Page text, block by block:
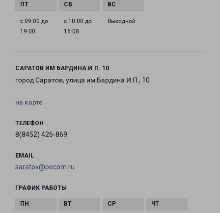
с 09:00 до
19:00
с 10:00 до
16:00
Выходной
САРАТОВ ИМ БАРДИНА И.П. 10
город Саратов, улица им Бардина И.П., 10
на карте
ТЕЛЕФОН
8(8452) 426-869
EMAIL
saratov@pecom.ru
ГРАФИК РАБОТЫ